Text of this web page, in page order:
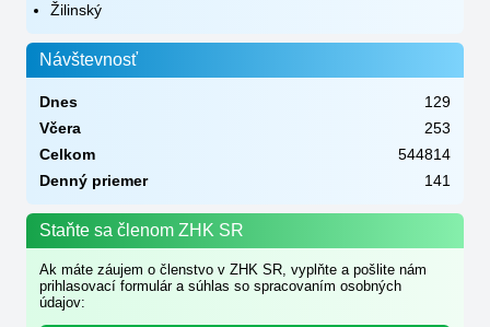
Žilinský
Návštevnosť
Dnes
129
Včera
253
Celkom
544814
Denný priemer
141
Staňte sa členom ZHK SR
Ak máte záujem o členstvo v ZHK SR, vyplňte a pošlite nám
prihlasovací formulár a súhlas so spracovaním osobných
údajov: